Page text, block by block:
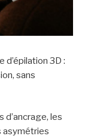
d’épilation 3D :
sans
d’ancrage, les
asymétries